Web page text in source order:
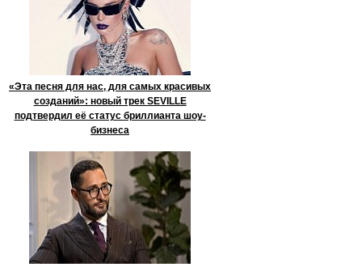
«Эта песня для нас, для самых красивых
созданий»: новый трек SEVILLE
подтвердил её статус бриллианта шоу-
бизнеса